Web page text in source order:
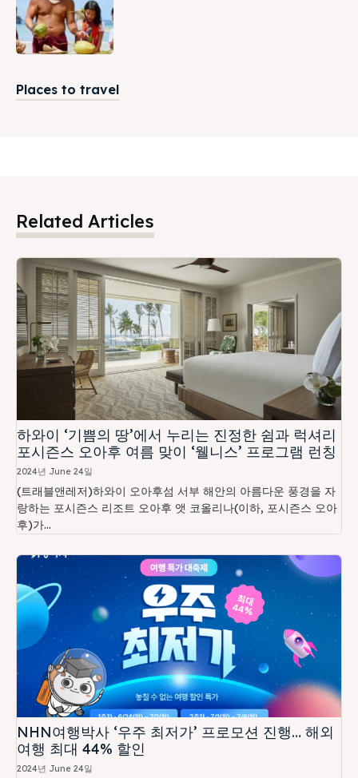
Places to travel
Related Articles
하와이 ‘기쁨의 땅’에서 누리는 진정한 쉼과 럭셔리
포시즌스 오아후 여름 맞이 ‘웰니스’ 프로그램 런칭
2024년 June 24일
(트래블앤레저)하와이 오아후섬 서부 해안의 아름다운 풍경을 자
랑하는 포시즌스 리조트 오아후 앳 코올리나(이하, 포시즌스 오아
후)가...
NHN여행박사 ‘우주 최저가’ 프로모션 진행… 해외
여행 최대 44% 할인
2024년 June 24일